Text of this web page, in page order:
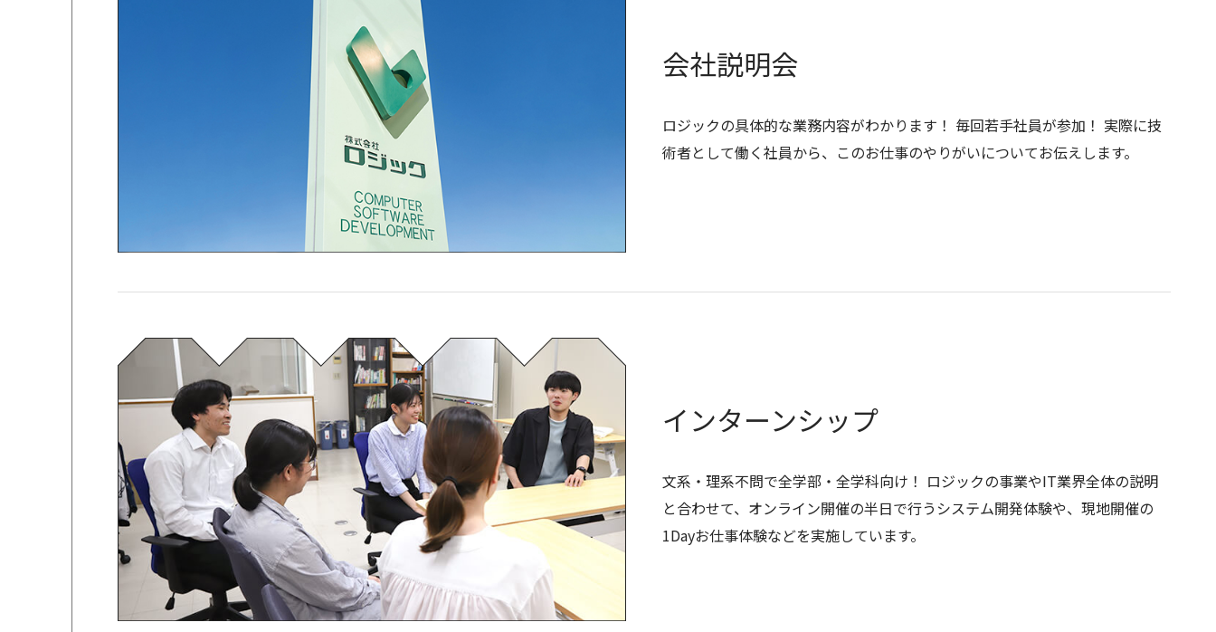
会社説明会
ロジックの具体的な業務内容がわかります！ 毎回若手社員が参加！ 実際に技
術者として働く社員から、このお仕事のやりがいについてお伝えします。
インターンシップ
文系・理系不問で全学部・全学科向け！ ロジックの事業やIT業界全体の説明
と合わせて、オンライン開催の半日で行うシステム開発体験や、現地開催の
1Dayお仕事体験などを実施しています。